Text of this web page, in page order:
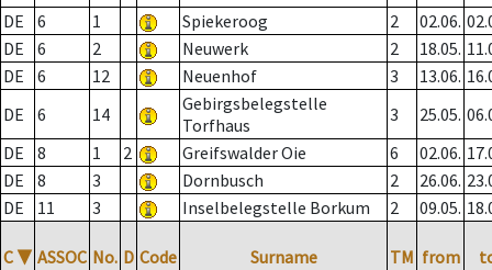
DE
6 1 Spiekeroog 2 02.06.
DE
6 2 Neuwerk 2 18.05.
DE
6 12 Neuenhof 3 13.06.
DE
6 14
Gebirgsbelegstelle
Torfhaus
3 25.05.
DE
8 1 2 Greifswalder Oie 6 02.06.
DE
8 3 Dornbusch 2 26.06.
DE
11 3 Inselbelegstelle Borkum 2 09.05.
C ▼ ASSOC No. D Code Surname TM from